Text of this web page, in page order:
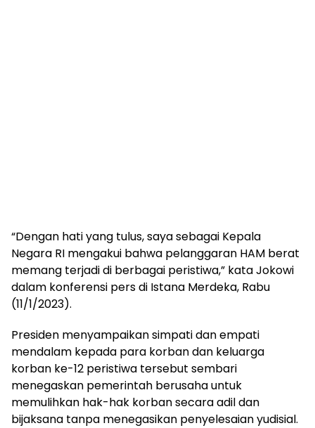
“Dengan hati yang tulus, saya sebagai Kepala
Negara RI mengakui bahwa pelanggaran HAM berat
memang terjadi di berbagai peristiwa,” kata Jokowi
dalam konferensi pers di Istana Merdeka, Rabu
(11/1/2023).
Presiden menyampaikan simpati dan empati
mendalam kepada para korban dan keluarga
korban ke-12 peristiwa tersebut sembari
menegaskan pemerintah berusaha untuk
memulihkan hak-hak korban secara adil dan
bijaksana tanpa menegasikan penyelesaian yudisial.